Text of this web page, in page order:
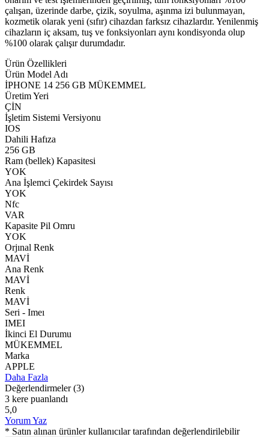
çalışan, üzerinde darbe, çizik, soyulma, aşınma izi bulunmayan,
kozmetik olarak yeni (sıfır) cihazdan farksız cihazlardır. Yenilenmiş
cihazların iç aksam, tuş ve fonksiyonları aynı kondisyonda olup
%100 olarak çalışır durumdadır.
Ürün Özellikleri
Ürün Model Adı
İPHONE 14 256 GB MÜKEMMEL
Üretim Yeri
ÇİN
İşletim Sistemi Versiyonu
IOS
Dahili Hafıza
256 GB
Ram (bellek) Kapasitesi
YOK
Ana İşlemci Çekirdek Sayısı
YOK
Nfc
VAR
Kapasite Pil Omru
YOK
Orjınal Renk
MAVİ
Ana Renk
MAVİ
Renk
MAVİ
Seri - Imeı
IMEI
İkinci El Durumu
MÜKEMMEL
Marka
APPLE
Daha Fazla
Değerlendirmeler (3)
3 kere puanlandı
5,0
Yorum Yaz
* Satın alınan ürünler kullanıcılar tarafından değerlendirilebilir